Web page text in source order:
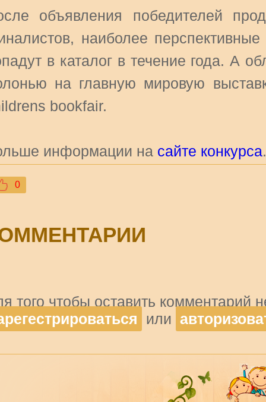
объявления победителей
наиболее
в каталог в течение года. А
на главную мировую
bookfair.
информации на сайте конкурса.
0
того чтобы оставить комментарий
или